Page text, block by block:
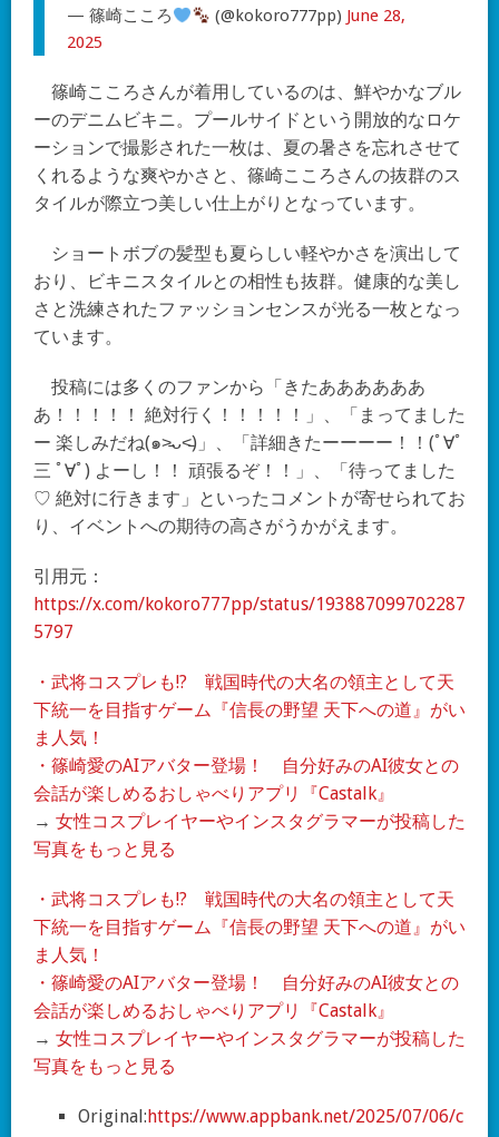
— 篠崎こころ (@kokoro777pp) June 28,
2025
篠崎こころさんが着用しているのは、鮮やかなブル
ーのデニムビキニ。プールサイドという開放的なロケ
ーションで撮影された一枚は、夏の暑さを忘れさせて
くれるような爽やかさと、篠崎こころさんの抜群のス
タイルが際立つ美しい仕上がりとなっています。
ショートボブの髪型も夏らしい軽やかさを演出して
おり、ビキニスタイルとの相性も抜群。健康的な美し
さと洗練されたファッションセンスが光る一枚となっ
ています。
投稿には多くのファンから「きたああああああ
あ！！！！！ 絶対行く！！！！！」、「まってました
ー 楽しみだね(๑˃̵ᴗ˂̵)」、「詳細きたーーーー！！(ﾟ∀ﾟ
三 ﾟ∀ﾟ) よーし！！ 頑張るぞ！！」、「待ってました
♡ 絶対に行きます」といったコメントが寄せられてお
り、イベントへの期待の高さがうかがえます。
引用元：
https://x.com/kokoro777pp/status/193887099702287
5797
・武将コスプレも!? 戦国時代の大名の領主として天
下統一を目指すゲーム『信長の野望 天下への道』がい
ま人気！
・篠崎愛のAIアバター登場！ 自分好みのAI彼女との
会話が楽しめるおしゃべりアプリ『Castalk』
→ 女性コスプレイヤーやインスタグラマーが投稿した
写真をもっと見る
・武将コスプレも!? 戦国時代の大名の領主として天
下統一を目指すゲーム『信長の野望 天下への道』がい
ま人気！
・篠崎愛のAIアバター登場！ 自分好みのAI彼女との
会話が楽しめるおしゃべりアプリ『Castalk』
→ 女性コスプレイヤーやインスタグラマーが投稿した
写真をもっと見る
Original:https://www.appbank.net/2025/07/06/c